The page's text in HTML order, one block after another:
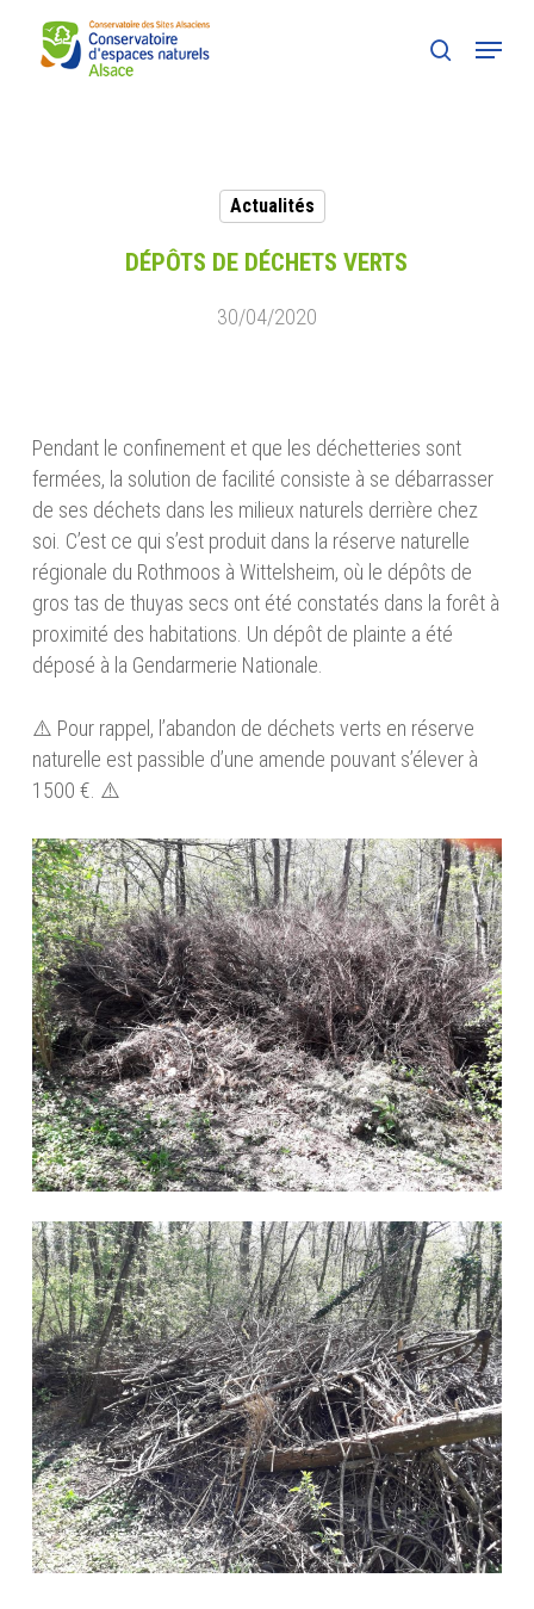
search
Menu
Actualités
DÉPÔTS DE DÉCHETS VERTS
30/04/2020
Pendant le confinement et que les déchetteries sont
fermées, la solution de facilité consiste à se débarrasser
de ses déchets dans les milieux naturels derrière chez
soi. C’est ce qui s’est produit dans la réserve naturelle
régionale du Rothmoos à Wittelsheim, où le dépôts de
gros tas de thuyas secs ont été constatés dans la forêt à
proximité des habitations. Un dépôt de plainte a été
déposé à la Gendarmerie Nationale.
⚠️ Pour rappel, l’abandon de déchets verts en réserve
naturelle est passible d’une amende pouvant s’élever à
1500 €. ⚠️